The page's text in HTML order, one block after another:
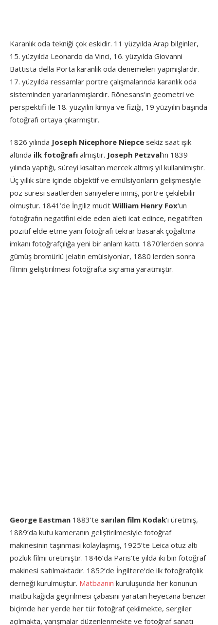
Karanlık oda tekniği çok eskidir. 11 yüzyılda Arap bilginler,
15. yüzyılda Leonardo da Vinci, 16. yüzyılda Giovanni
Battista della Porta karanlık oda denemeleri yapmışlardır.
17. yüzyılda ressamlar portre çalışmalarında karanlık oda
sisteminden yararlanmışlardır. Rönesans’ın geometri ve
perspektifi ile 18. yüzyılın kimya ve fiziği, 19 yüzyılın başında
fotoğrafı ortaya çıkarmıştır.
1826 yılında Joseph Nicephore Niepce sekiz saat ışık
altında ilk fotoğrafı almıştır. Joseph Petzval‘ın 1839
yılında yaptığı, süreyi kısaltan mercek altmış yıl kullanılmıştır.
Üç yıllık süre içinde objektif ve emülsiyonların gelişmesiyle
poz süresi saatlerden saniyelere inmiş, portre çekilebilir
olmuştur. 1841’de İngiliz mucit William Henry Fox‘un
fotoğrafın negatifini elde eden aleti icat edince, negatiften
pozitif elde etme yani fotoğrafı tekrar basarak çoğaltma
imkanı fotoğrafçılığa yeni bir anlam kattı. 1870’lerden sonra
gümüş bromürlü jelatin emülsiyonlar, 1880 lerden sonra
filmin geliştirilmesi fotoğrafta sıçrama yaratmıştır.
George Eastman 1883’te sarılan film Kodak‘ı üretmiş,
1889’da kutu kameranın geliştirilmesiyle fotoğraf
makinesinin taşınması kolaylaşmış, 1925’te Leica otuz altı
pozluk filmi üretmiştir. 1846’da Paris’te yılda iki bin fotoğraf
makinesi satılmaktadır. 1852’de İngiltere’de ilk fotoğrafçılık
derneği kurulmuştur. Matbaanın kuruluşunda her konunun
matbu kağıda geçirilmesi çabasını yaratan heyecana benzer
biçimde her yerde her tür fotoğraf çekilmekte, sergiler
açılmakta, yarışmalar düzenlenmekte ve fotoğraf sanatı